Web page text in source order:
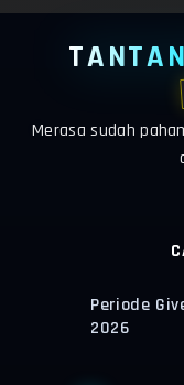
Merasa sudah
Periode
2026